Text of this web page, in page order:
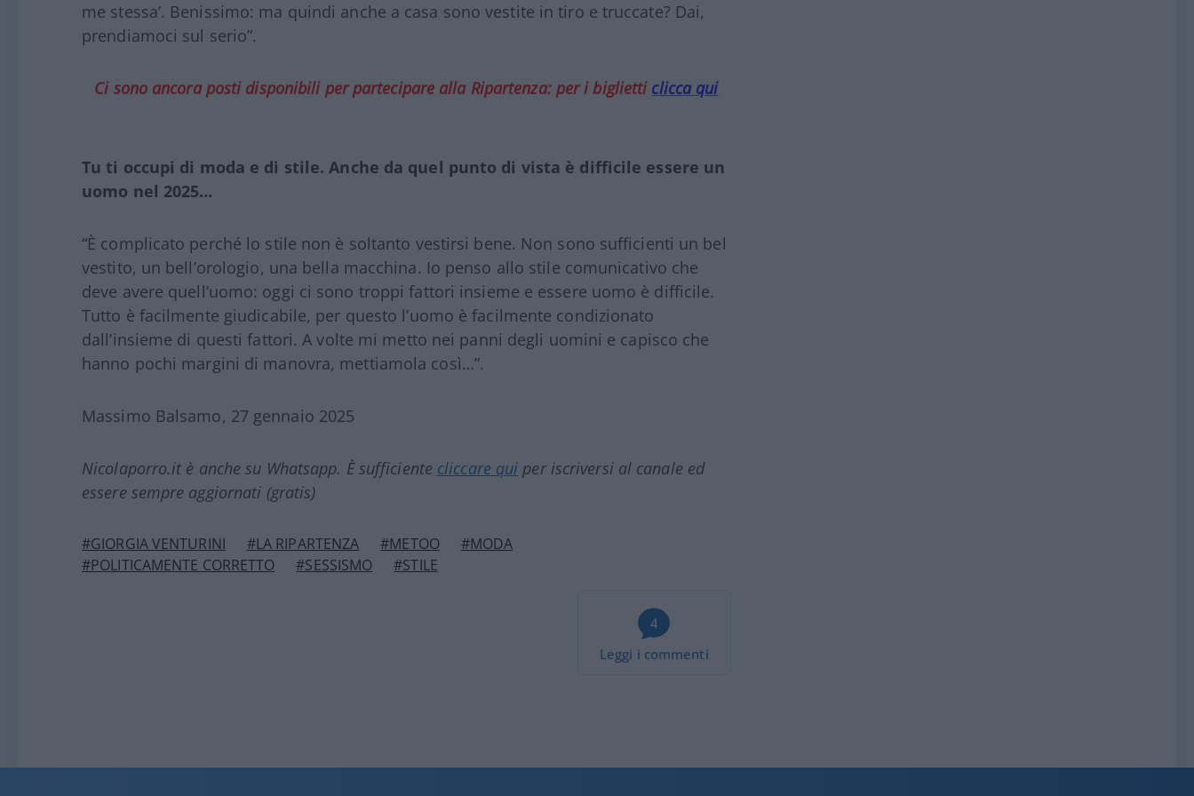
me stessa’. Benissimo: ma quindi anche a casa sono vestite in tiro e truccate? Dai,
prendiamoci sul serio”.
Ci sono ancora posti disponibili per partecipare alla Ripartenza: per i biglietti clicca qui
Tu ti occupi di moda e di stile. Anche da quel punto di vista è difficile essere un
uomo nel 2025…
“È complicato perché lo stile non è soltanto vestirsi bene. Non sono sufficienti un bel
vestito, un bell’orologio, una bella macchina. Io penso allo stile comunicativo che
deve avere quell’uomo: oggi ci sono troppi fattori insieme e essere uomo è difficile.
Tutto è facilmente giudicabile, per questo l’uomo è facilmente condizionato
dall’insieme di questi fattori. A volte mi metto nei panni degli uomini e capisco che
hanno pochi margini di manovra, mettiamola così…”.
Massimo Balsamo, 27 gennaio 2025
Nicolaporro.it è anche su Whatsapp. È sufficiente cliccare qui per iscriversi al canale ed
essere sempre aggiornati (gratis)
#GIORGIA VENTURINI #LA RIPARTENZA #METOO
#MODA
#POLITICAMENTE CORRETTO
#SESSISMO #STILE
4
Leggi i commenti